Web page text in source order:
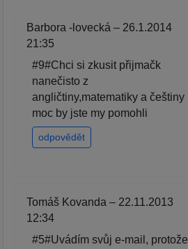
Barbora -lovecká – 26.1.2014
21:35
#9#Chci si zkusit přijmačk
nanečisto z
angličtiny,matematiky a češtiny
moc by jste my pomohli
odpovědět
Tomáš Kovanda – 22.11.2013
12:34
#5#Uvádím svůj e-mail, protože